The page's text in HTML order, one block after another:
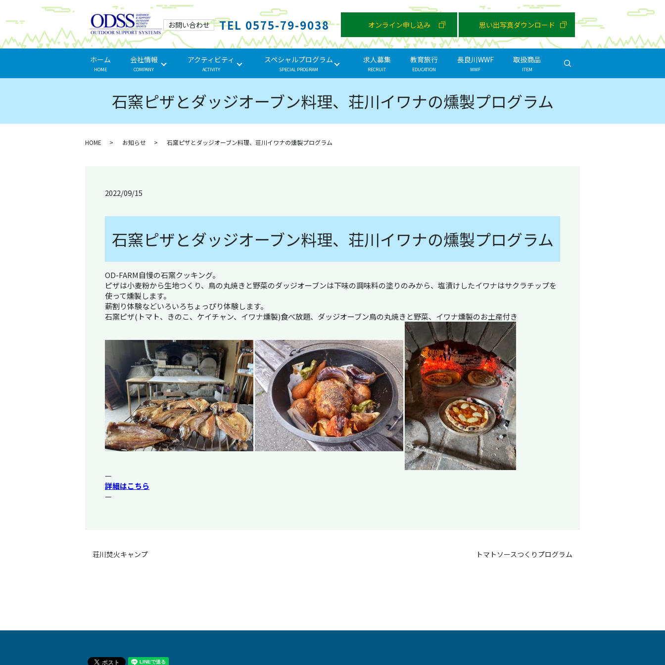
お問い合わせ TEL 0575-79-9038 オンライン申し込み 思い出写真ダウンロード
ホーム
HOME
会社情報
COMPANY
アクティビティ
ACTIVITY
スペシャルプログラム
SPECIAL PROGRAM
求人募集
RECRUIT
教育旅行
EDUCATION
長良川WWF
WWF
取扱商品
ITEM
石窯ピザとダッジオーブン料理、荘川イワナの燻製プログラム
HOME お知らせ 石窯ピザとダッジオーブン料理、荘川イワナの燻製プログラム
2022/09/15
石窯ピザとダッジオーブン料理、荘川イワナの燻製プログラム
OD-FARM自慢の石窯クッキング。
ピザは小麦粉から生地つくり、鳥の丸焼きと野菜のダッジオーブンは下味の調味料の塗りのみから、塩漬けしたイワナはサクラチップを
使って燻製します。
薪割り体験などいろいろちょっぴり体験します。
石窯ピザ(トマト、きのこ、ケイチャン、イワナ燻製)食べ放題、ダッジオーブン鳥の丸焼きと野菜、イワナ燻製のお土産付き
—
詳細はこちら
—
荘川焚火キャンプ トマトソースつくりプログラム